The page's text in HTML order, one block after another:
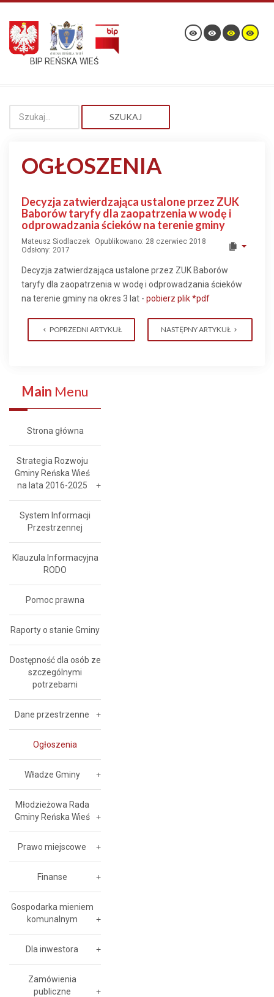
BIP REŃSKA WIEŚ
SZUKAJ
OGŁOSZENIA
Decyzja zatwierdzająca ustalone przez ZUK
Baborów taryfy dla zaopatrzenia w wodę i
odprowadzania ścieków na terenie gminy
Mateusz Siodlaczek
Opublikowano: 28 czerwiec 2018
Odsłony: 2017
Decyzja zatwierdzająca ustalone przez ZUK Baborów
taryfy dla zaopatrzenia w wodę i odprowadzania ścieków
na terenie gminy na okres 3 lat - pobierz plik *pdf
POPRZEDNI ARTYKUŁ NASTĘPNY ARTYKUŁ
Main Menu
Strona główna
Strategia Rozwoju
Gminy Reńska Wieś
na lata 2016-2025
System Informacji
Przestrzennej
Klauzula Informacyjna
RODO
Pomoc prawna
Raporty o stanie Gminy
Dostępność dla osób ze
szczególnymi
potrzebami
Dane przestrzenne
Ogłoszenia
Władze Gminy
Młodzieżowa Rada
Gminy Reńska Wieś
Prawo miejscowe
Finanse
Gospodarka mieniem
komunalnym
Dla inwestora
Zamówienia
publiczne